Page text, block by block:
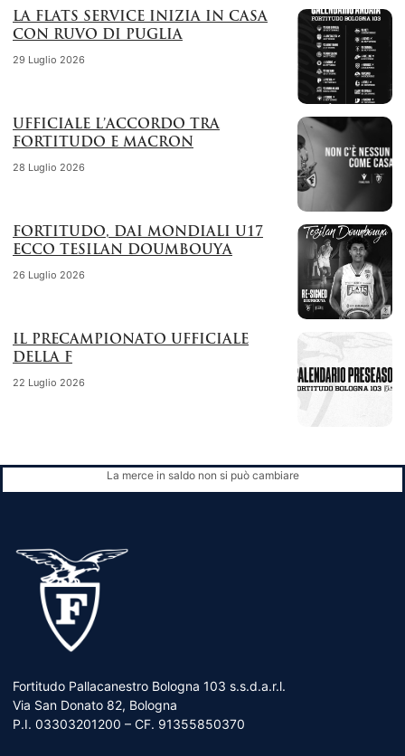
LA FLATS SERVICE INIZIA IN CASA
CON RUVO DI PUGLIA
29 Luglio 2026
UFFICIALE L’ACCORDO TRA
FORTITUDO E MACRON
28 Luglio 2026
FORTITUDO, DAI MONDIALI U17
ECCO TESILAN DOUMBOUYA
26 Luglio 2026
IL PRECAMPIONATO UFFICIALE
DELLA F
22 Luglio 2026
La merce in saldo non si può cambiare
Fortitudo Pallacanestro Bologna 103 s.s.d.a.r.l.
Via San Donato 82, Bologna
P.I. 03303201200 – CF. 91355850370